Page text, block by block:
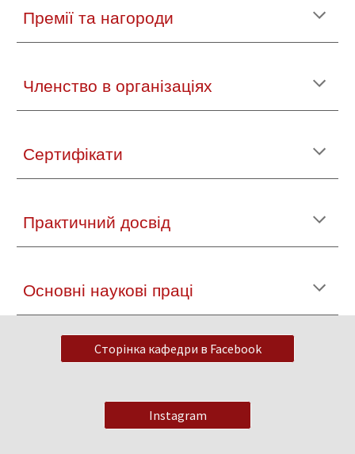
Премії та нагороди
Членство в організаціях
Сертифікати
Практичний досвід
Основні наукові праці
Сторінка кафедри в Facebook
Instagram